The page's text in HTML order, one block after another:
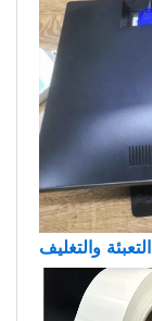
التعبئة والتغليف